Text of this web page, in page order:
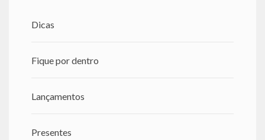
Dicas
Fique por dentro
Lançamentos
Presentes